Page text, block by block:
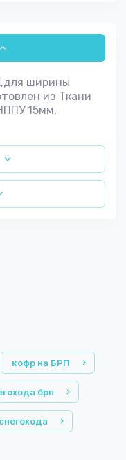
ширины
из Ткани
15мм,
кофр на БРП
брп